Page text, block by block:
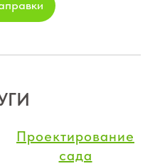
Проектирование
сада